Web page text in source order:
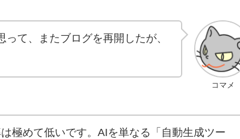
コマメ
て、またブログを再開したが、
極めて低いです。AIを単なる「自動生成ツー